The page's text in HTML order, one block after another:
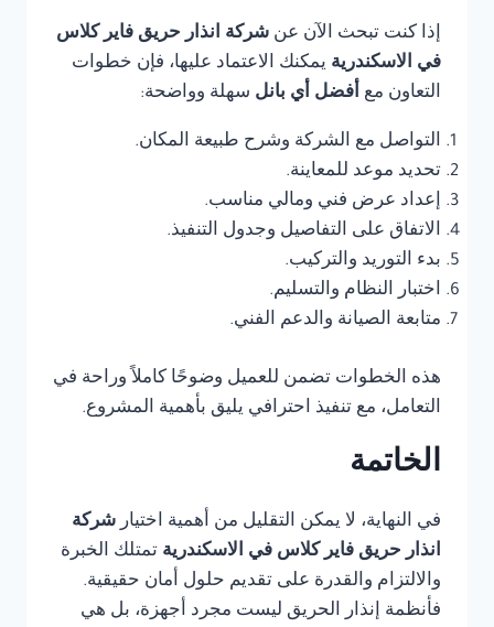
إذا كنت تبحث الآن عن شركة انذار حريق فاير كلاس
في الاسكندرية يمكنك الاعتماد عليها، فإن خطوات
التعاون مع أفضل أي بانل سهلة وواضحة:
التواصل مع الشركة وشرح طبيعة المكان.
تحديد موعد للمعاينة.
إعداد عرض فني ومالي مناسب.
الاتفاق على التفاصيل وجدول التنفيذ.
بدء التوريد والتركيب.
اختبار النظام والتسليم.
متابعة الصيانة والدعم الفني.
هذه الخطوات تضمن للعميل وضوحًا كاملاً وراحة في
التعامل، مع تنفيذ احترافي يليق بأهمية المشروع.
الخاتمة
في النهاية، لا يمكن التقليل من أهمية اختيار شركة
انذار حريق فاير كلاس في الاسكندرية تمتلك الخبرة
والالتزام والقدرة على تقديم حلول أمان حقيقية.
فأنظمة إنذار الحريق ليست مجرد أجهزة، بل هي